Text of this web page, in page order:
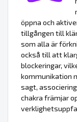
öppna och
tillgången till
som alla är
också till att
blockeringar,
kommunikation
sagt,
chakra främjar